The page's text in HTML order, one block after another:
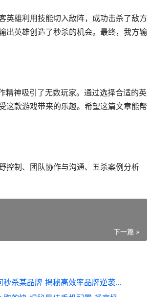
英雄利用技能切入敌阵，成功击杀了敌方
出英雄创造了秒杀的机会。最终，我方输
精神吸引了无数玩家。通过选择合适的英
这款游戏带来的乐趣。希望这篇文章能帮
控制、团队协作与沟通、五杀案例分析
下一篇 »
王者荣耀如何秒杀某品牌 揭秘高效率品牌逆袭策略